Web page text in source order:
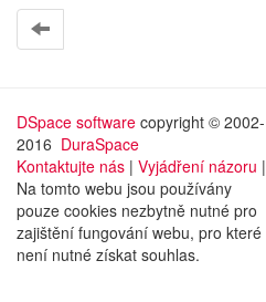
DSpace software copyright © 2002-
2016 DuraSpace
Kontaktujte nás | Vyjádření názoru |
Na tomto webu jsou používány
pouze cookies nezbytně nutné pro
zajištění fungování webu, pro které
není nutné získat souhlas.